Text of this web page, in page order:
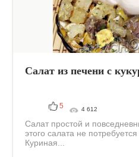
Салат из печени с
5 4 612
Салат простой и
этого салата не
Куриная...